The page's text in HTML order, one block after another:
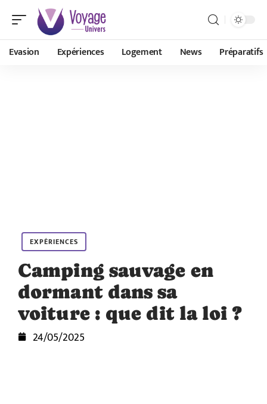
Evasion Expériences Logement News Préparatifs
EXPÉRIENCES
Camping sauvage en
dormant dans sa
voiture : que dit la loi ?
24/05/2025